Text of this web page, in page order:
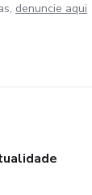
denuncie aqui